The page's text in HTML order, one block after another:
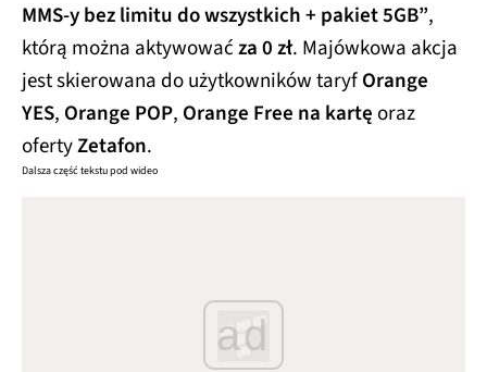
MMS-y bez limitu do wszystkich + pakiet 5GB”,
którą można aktywowaćza 0 zł. Majówkowa akcja
jest skierowana do użytkowników taryfOrange
YES, Orange POP, Orange Free na kartęoraz
ofertyZetafon.
Dalsza część tekstu pod wideo
ad